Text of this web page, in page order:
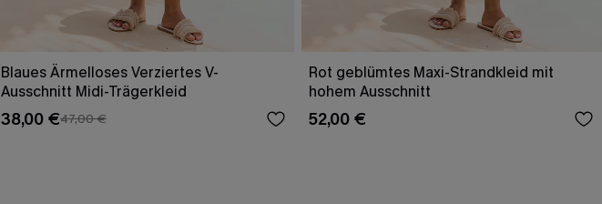
Blaues Ärmelloses Verziertes V-
Ausschnitt Midi-Trägerkleid
38,00 €47,00 €
Rot geblümtes Maxi-Strandkleid mit
hohem Ausschnitt
52,00 €